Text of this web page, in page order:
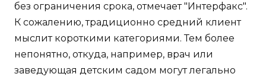
без ограничения срока, отмечает "Интерфакс".
К сожалению, традиционно средний клиент
мыслит короткими категориями. Тем более
непонятно, откуда, например, врач или
заведующая детским садом могут легально